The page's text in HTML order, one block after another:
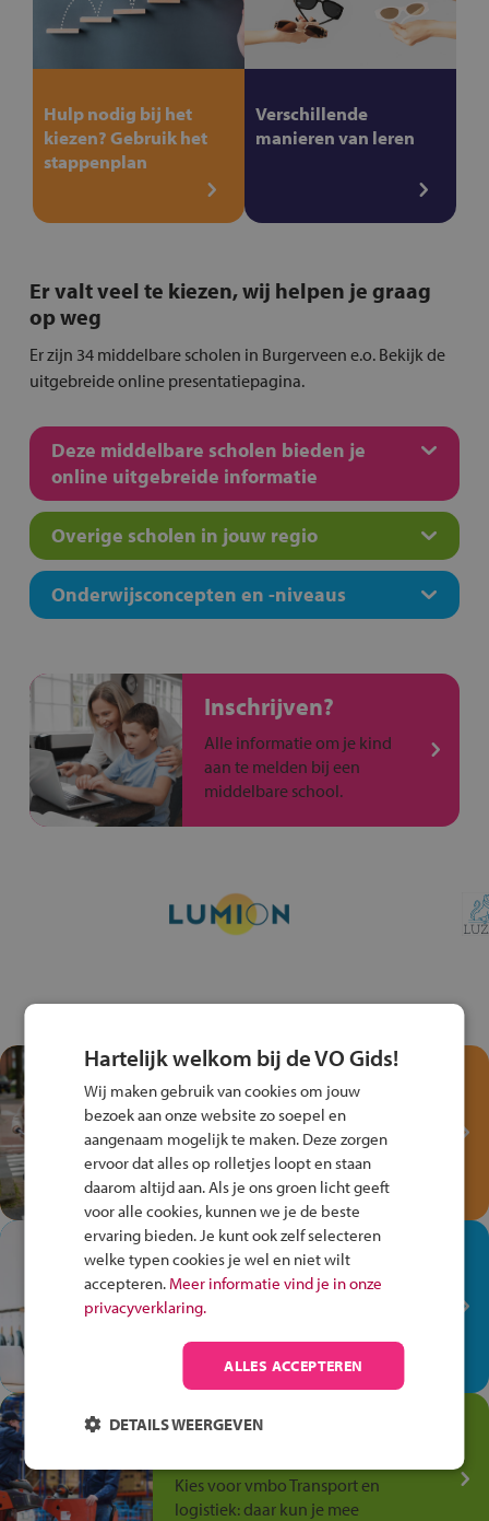
Hulp nodig bij het
kiezen? Gebruik het
stappenplan
Verschillende
manieren van leren
Er valt veel te kiezen, wij helpen je graag
op weg
Er zijn 34 middelbare scholen in Burgerveen e.o. Bekijk de
uitgebreide online presentatiepagina.
Deze middelbare scholen bieden je
online uitgebreide informatie
Overige scholen in jouw regio
Onderwijsconcepten en -niveaus
Inschrijven?
Alle informatie om je kind
aan te melden bij een
middelbare school.
Test je kennis met het
Fiets Veilig
Verkeersspel!
Speel het Fiets Veilig Verkeersspel
en win een Cortina-fiets!
In de winkel ben je op je
plek!
Ontdek via het vmbo jouw talent
op de winkelvloer, waar elke dag
anders is!
Jouw talent in de
Kies voor vmbo Transport en
logistiek: daar kun je mee
Hartelijk welkom bij de VO Gids!
Wij maken gebruik van cookies om jouw
bezoek aan onze website zo soepel en
aangenaam mogelijk te maken. Deze zorgen
ervoor dat alles op rolletjes loopt en staan
daarom altijd aan. Als je ons groen licht geeft
voor alle cookies, kunnen we je de beste
ervaring bieden. Je kunt ook zelf selecteren
welke typen cookies je wel en niet wilt
accepteren. Meer informatie vind je in onze
privacyverklaring.
ALLES ACCEPTEREN
DETAILS WEERGEVEN